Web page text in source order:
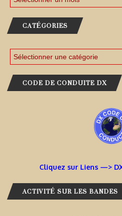
CATÉGORIES
CODE DE CONDUITE DX
Cliquez sur Liens —>
ACTIVITÉ SUR LES BANDES